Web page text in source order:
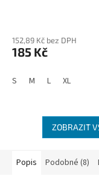
152,89 Kč bez DPH
185 Kč
S M L XL
ZOBRAZIT
Popis Podobné (8)